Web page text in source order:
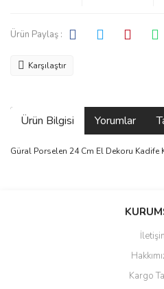
Ürün Paylaş :
Karşılaştır
Ürün Bilgisi Yorumlar
Güral Porselen 24 Cm El Dekoru Kadife
Bu ürüne ilk
Ürün resmi kalitesiz, bozuk veya
Ürün açıklamasında eksikKargo